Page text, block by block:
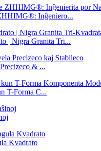
Inĝeniero...
| Nigra Granita Tri...
& ...
T-Forma C...
Kvadrato